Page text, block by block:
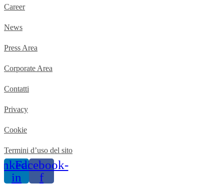
Career
News
Press Area
Corporate Area
Contatti
Privacy
Cookie
Termini d’uso del sito
in
Facebook-
f